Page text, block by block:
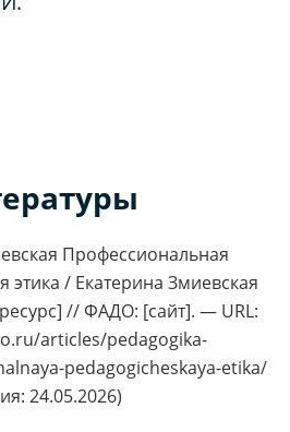
Профессиональная
этика / Екатерина Змиевская
// ФАДО: [сайт]. — URL:
articles/pedagogika-
pedagogicheskaya-etika/
24.05.2026)